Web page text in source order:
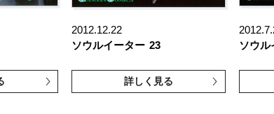
2012.12.22
ソウルイーター 23
詳しく見る
ソウル